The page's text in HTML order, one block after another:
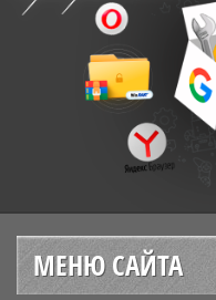
МЕНЮ САЙТА